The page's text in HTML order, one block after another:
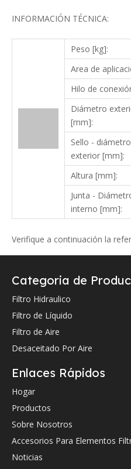
INFORMACIÓN TÉCNICA:
Peso [kg]:
Area de
Hilo de
Diámetro
[mm]:
Sello - diámetro
exterior [mm]:
Altura [mm]:
Junta -
interno [mm]:
Verifique a continuación la
Referencia cruzada de OEM.
0009830610
0013022760
0114786
01174421
01183574
Categoria de
Filtro Hidraulico
Filtro de Líquido
Filtro de Aire
Desaceitado Por Aire
Enlaces Rápidos
Hogar
Productos
Sobre Nosotros
Accesorios Para Elementos
Noticias